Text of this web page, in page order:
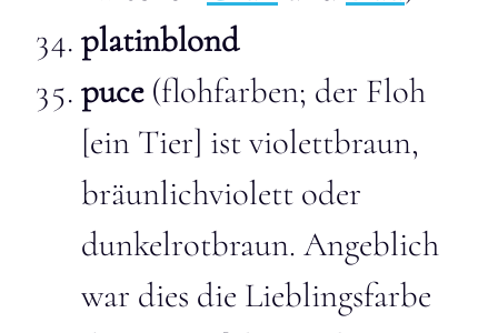
platinblond
puce(flohfarben; der Floh
[ein Tier] ist violettbraun,
bräunlichviolett oder
dunkelrotbraun. Angeblich
war dies die Lieblingsfarbe